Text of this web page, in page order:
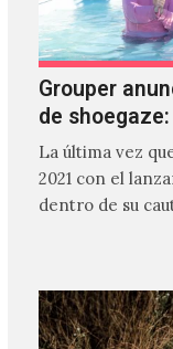
Grouper
de
La última vez
2021 con el
dentro de su